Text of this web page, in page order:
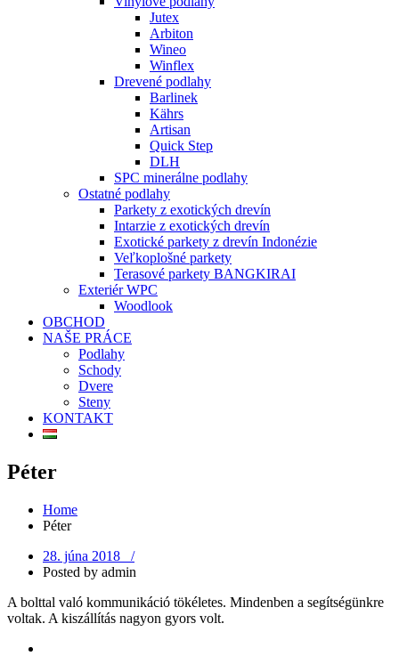
Jutex
Arbiton
Wineo
Winflex
Drevené podlahy
Barlinek
Kährs
Artisan
Quick Step
DLH
SPC minerálne podlahy
Ostatné podlahy
Parkety z exotických drevín
Intarzie z exotických drevín
Exotické parkety z drevín Indonézie
Veľkoplošné parkety
Terasové parkety BANGKIRAI
Exteriér WPC
Woodlook
OBCHOD
NAŠE PRÁCE
Podlahy
Schody
Dvere
Steny
KONTAKT
Péter
Home
Péter
28. júna 2018 /
Posted by admin
A bolttal való kommunikáció tökéletes. Mindenben a segítségünkre
voltak. A kiszállítás nagyon gyors volt.